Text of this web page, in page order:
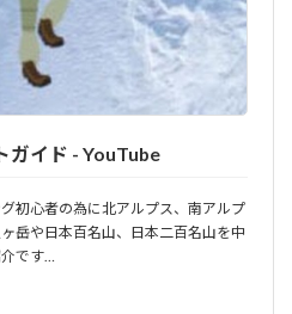
ガイド - YouTube
初心者の為に北アルプス、南アルプ
岳や日本百名山、日本二百名山を中
です…